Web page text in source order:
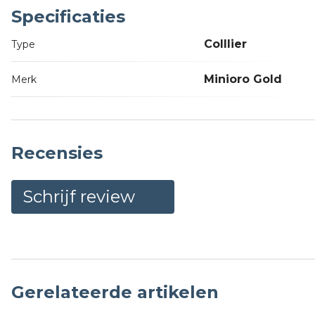
Specificaties
Type Colllier
Merk Minioro Gold
Recensies
Schrijf review
Gerelateerde artikelen